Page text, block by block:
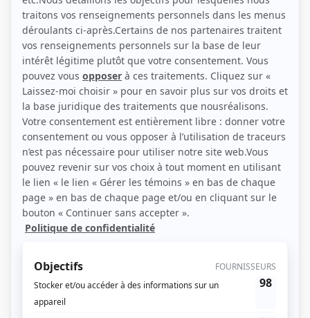
Personnages
La pépinière( Acheteur)
La feuille d'érable(Anabichou)
D'Iberville(Rôle inconnu)
Kanawio(Iaekens)
La plus belle de céans ( Rôle inconnu)
Marie-Didace(Directeur du Sorellois)
Quatuor: Quand nous serons à la Manouan (Jim Ottawa)
Beau temps, mauvais temps (Rôle inconnu)
Cap-aux-Sorciers( Daniel)
Le Survenant(Directeur du Sorellois
Le pays du sourire